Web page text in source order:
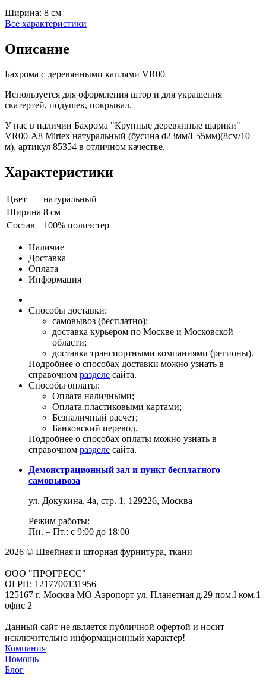
Ширина: 8 см
Все характеристики
Описание
Бахрома с деревянными каплями VR00
Используется для оформления штор и для украшения
скатертей, подушек, покрывал.
У нас в наличии Бахрома "Крупные деревянные шарики"
VR00-A8 Mirtex натуральный (бусина d23мм/L55мм)(8см/10
м), артикул 85354 в отличном качестве.
Характеристики
Цвет
натуральный
Ширина 8 см
Состав
100% полиэстер
Наличие
Доставка
Оплата
Информация
Способы доставки:
самовывоз (бесплатно);
доставка курьером по Москве и Московской
области;
доставка транспортными компаниями (регионы).
Подробнее о способах доставки можно узнать в
справочном разделе сайта.
Способы оплаты:
Оплата наличными;
Оплата пластиковыми картами;
Безналичный расчет;
Банковский перевод.
Подробнее о способах оплаты можно узнать в
справочном разделе сайта.
Демонстрационный зал и пункт бесплатного
самовывоза
ул. Докукина, 4а, стр. 1, 129226, Москва
Режим работы:
Пн. – Пт.: с 9:00 до 18:00
2026 © Швейная и шторная фурнитура, ткани
ООО "ПРОГРЕСС"
ОГРН: 1217700131956
125167 г. Москва МО Аэропорт ул. Планетная д.29 пом.I ком.1
офис 2
Данный сайт не является публичной офертой и носит
исключительно информационный характер!
Компания
Помощь
Блог